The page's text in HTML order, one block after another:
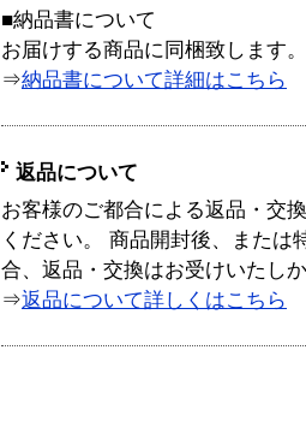
■納品書について
お届けする商品に同梱致します。
⇒納品書について詳細はこちら
返品について
お客様のご都合による返品・交
ください。 商品開封後、または
合、返品・交換はお受けいたし
⇒返品について詳しくはこちら